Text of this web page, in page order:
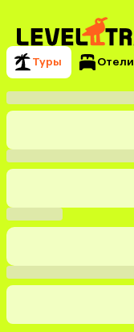
Туры Отели